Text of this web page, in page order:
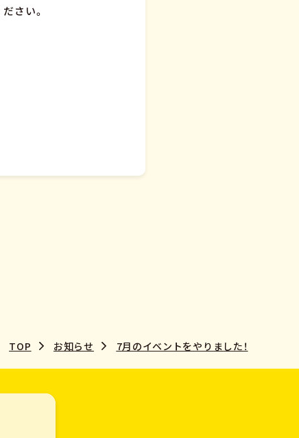
さい。
TOP お知らせ 7月のイベントをやりました！